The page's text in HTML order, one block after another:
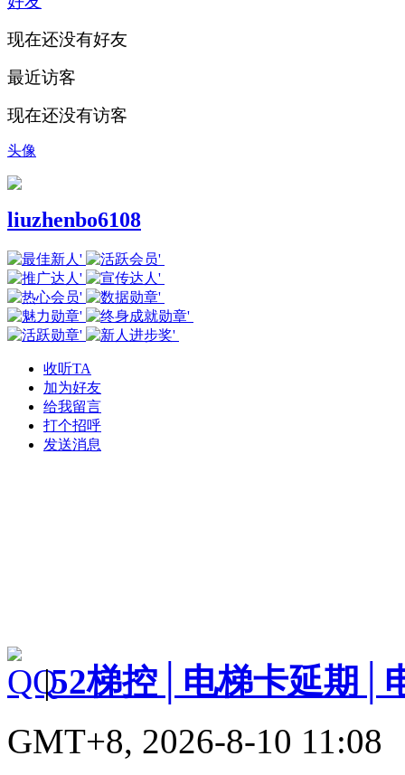
现在还没有好友
最近访客
现在还没有访客
头像
liuzhenbo6108
收听TA
加为好友
给我留言
打个招呼
发送消息
|52梯控│电梯卡延期│
GMT+8, 2026-8-10 11:08